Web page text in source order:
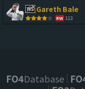
Gareth Bale
RW 113
FO4Database